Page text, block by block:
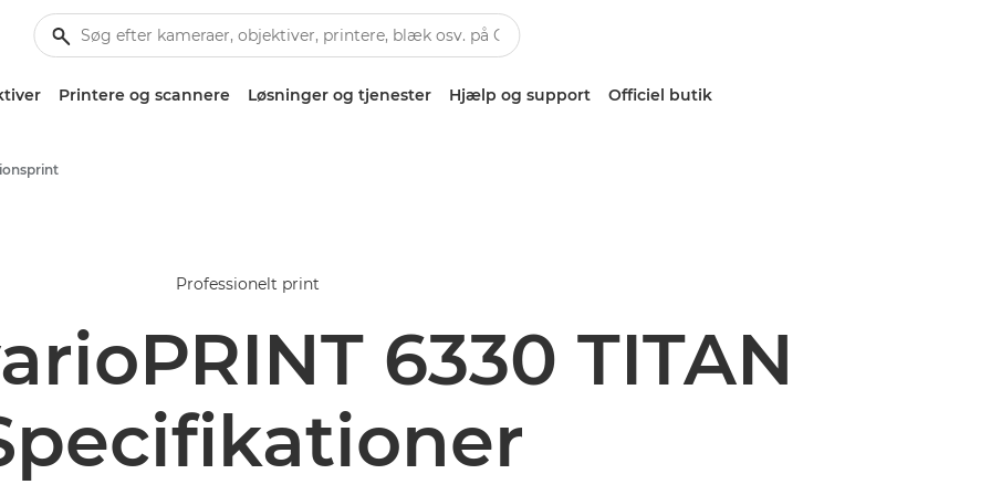
Printere og scannere Løsninger og tjenester Hjælp og support Officiel butik
Professionelt print
6330 TITAN